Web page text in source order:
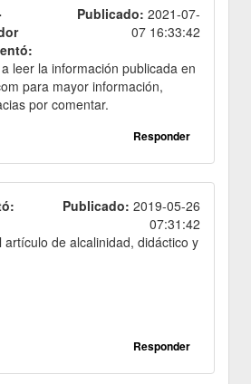
Publicado: 2021-07-
07 16:33:42
leer la información publicada en
para mayor información,
por comentar.
Responder
Publicado: 2019-05-26
07:31:42
artículo de alcalinidad, didáctico y
Responder